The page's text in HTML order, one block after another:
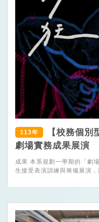
113年
【校務個
劇場實務成果展演
成果 本系規劃一學期的「劇場實務」課程，聘請劉雪珍老師指導學
生接受表演訓練與籌備展演，